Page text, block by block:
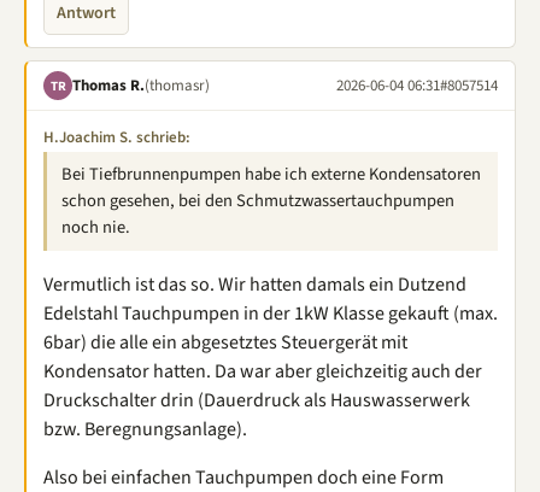
Antwort
TR Thomas R.(thomasr) 2026-06-04 06:31#8057514
H.Joachim S. schrieb:
Bei Tiefbrunnenpumpen habe ich externe Kondensatoren
schon gesehen, bei den Schmutzwassertauchpumpen
noch nie.
Vermutlich ist das so. Wir hatten damals ein Dutzend
Edelstahl Tauchpumpen in der 1kW Klasse gekauft (max.
6bar) die alle ein abgesetztes Steuergerät mit
Kondensator hatten. Da war aber gleichzeitig auch der
Druckschalter drin (Dauerdruck als Hauswasserwerk
bzw. Beregnungsanlage).
Also bei einfachen Tauchpumpen doch eine Form